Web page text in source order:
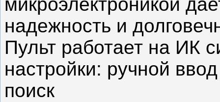
микроэлектроникой
надежность и
Пульт работает на ИК
настройки: ручной
поиск